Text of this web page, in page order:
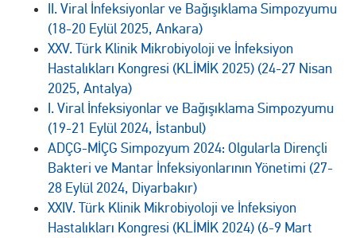
II. Viral İnfeksiyonlar ve Bağışıklama Simpozyumu
(18-20 Eylül 2025, Ankara)
XXV. Türk Klinik Mikrobiyoloji ve İnfeksiyon
Hastalıkları Kongresi (KLİMİK 2025) (24-27 Nisan
2025, Antalya)
I. Viral İnfeksiyonlar ve Bağışıklama Simpozyumu
(19-21 Eylül 2024, İstanbul)
ADÇG-MİÇG Simpozyum 2024: Olgularla Dirençli
Bakteri ve Mantar İnfeksiyonlarının Yönetimi (27-
28 Eylül 2024, Diyarbakır)
XXIV. Türk Klinik Mikrobiyoloji ve İnfeksiyon
Hastalıkları Kongresi (KLİMİK 2024) (6-9 Mart